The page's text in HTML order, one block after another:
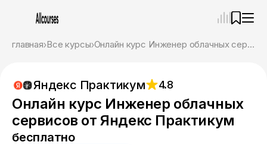
главная Все курсы Онлайн курс Инженер облачных сервисов от Яндекс Практикум
Яндекс Практикум 4.8
Онлайн курс Инженер облачных
сервисов от Яндекс Практикум
бесплатно
Привет! Я Ваш карьерный навигатор. Подберу
курсы, которые соответствует именно вашим
целям.
Пожалуйста, ответьте на несколько вопросов,
чтобы начать.